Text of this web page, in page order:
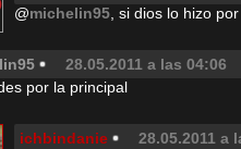
@michelin95 , si dios lo hizo
28.05.2011 a las 04:06
por la principal
ichbindanie
28.05.2011 a